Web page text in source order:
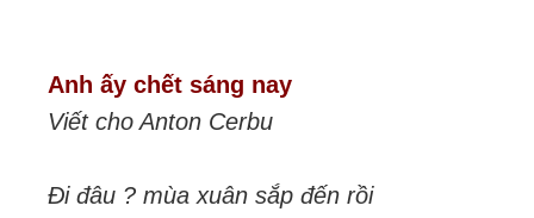
Anh ấy chết sáng nay
Viết cho Anton Cerbu
Đi đâu ? mùa xuân sắp đến rồi